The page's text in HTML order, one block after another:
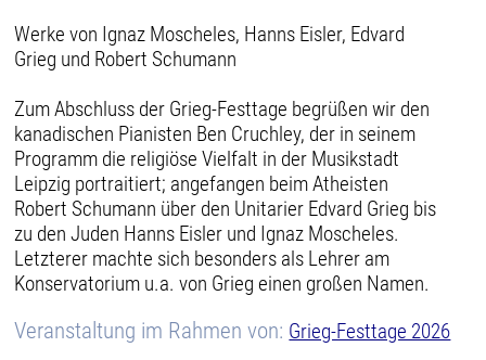
Werke von Ignaz Moscheles, Hanns Eisler, Edvard
Grieg und Robert Schumann
Zum Abschluss der Grieg-Festtage begrüßen wir den
kanadischen Pianisten Ben Cruchley, der in seinem
Programm die religiöse Vielfalt in der Musikstadt
Leipzig portraitiert; angefangen beim Atheisten
Robert Schumann über den Unitarier Edvard Grieg bis
zu den Juden Hanns Eisler und Ignaz Moscheles.
Letzterer machte sich besonders als Lehrer am
Konservatorium u.a. von Grieg einen großen Namen.
Veranstaltung im Rahmen von: Grieg-Festtage 2026